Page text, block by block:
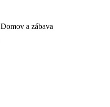
Domov a zábava